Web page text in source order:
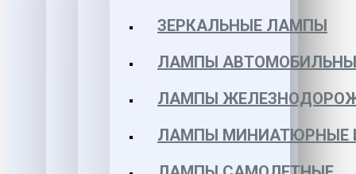
ЗЕРКАЛЬНЫЕ ЛАМПЫ
ЛАМПЫ
ЛАМПЫ
ЛАМПЫ МИНИАТЮРНЫЕ